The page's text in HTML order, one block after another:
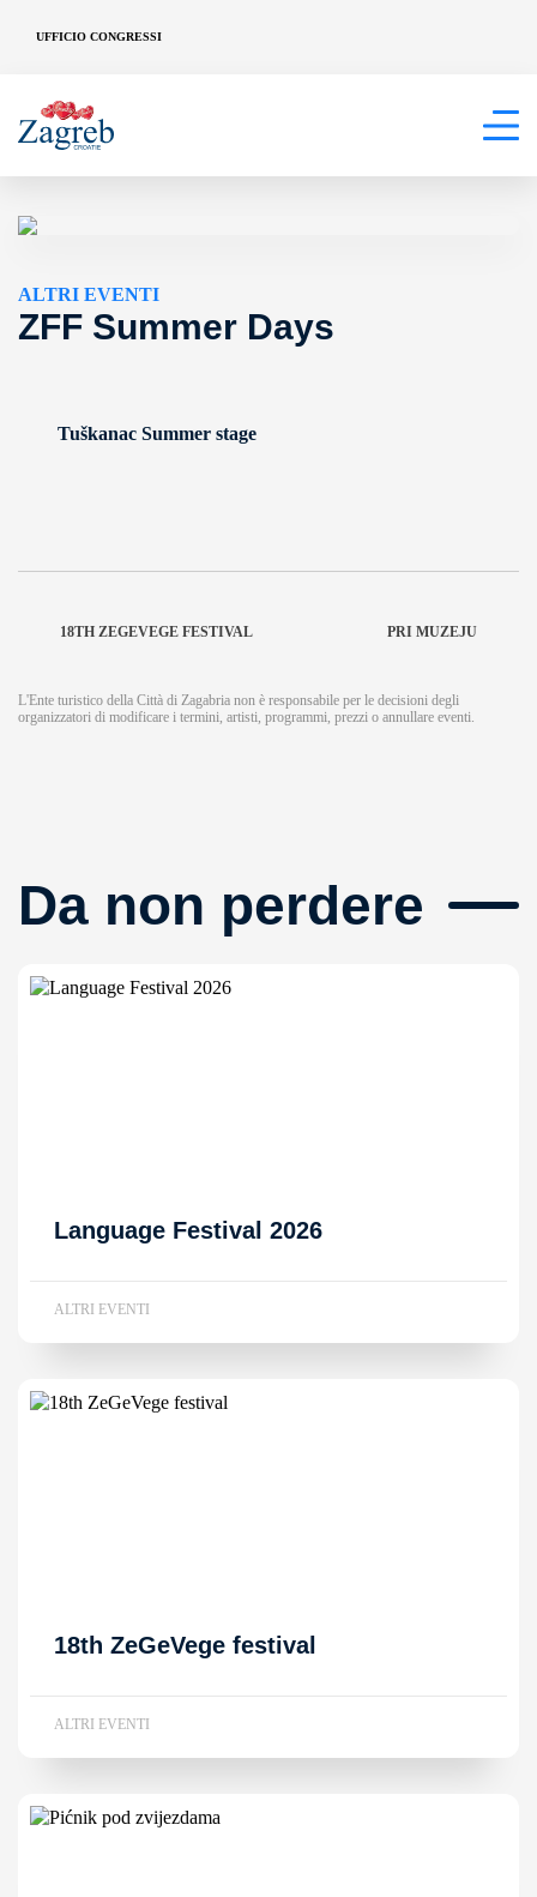
UFFICIO CONGRESSI
ALTRI EVENTI
ZFF Summer Days
Tuškanac Summer stage
18TH ZEGEVEGE FESTIVAL PRI MUZEJU
L'Ente turistico della Città di Zagabria non è responsabile per le decisioni degli
organizzatori di modificare i termini, artisti, programmi, prezzi o annullare eventi.
Da non perdere
Language Festival 2026
ALTRI EVENTI
18th ZeGeVege festival
ALTRI EVENTI